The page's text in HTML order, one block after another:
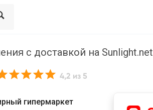
с доставкой на Sunlight.net
4,2 из 5
гипермаркет